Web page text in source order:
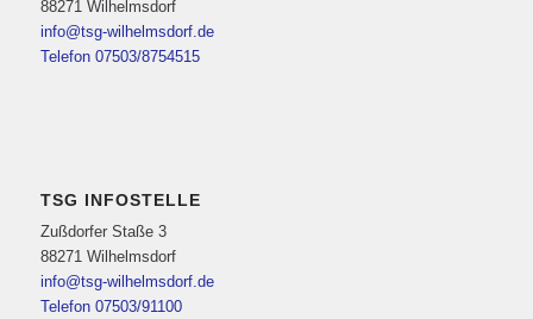
88271 Wilhelmsdorf
info@tsg-wilhelmsdorf.de
Telefon 07503/8754515
TSG INFOSTELLE
Zußdorfer Staße 3
88271 Wilhelmsdorf
info@tsg-wilhelmsdorf.de
Telefon 07503/91100